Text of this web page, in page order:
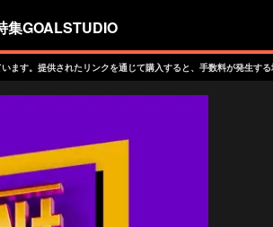
集GOALSTUDIO
ます。提供されたリンクを通じて購入すると、手数料が発生する